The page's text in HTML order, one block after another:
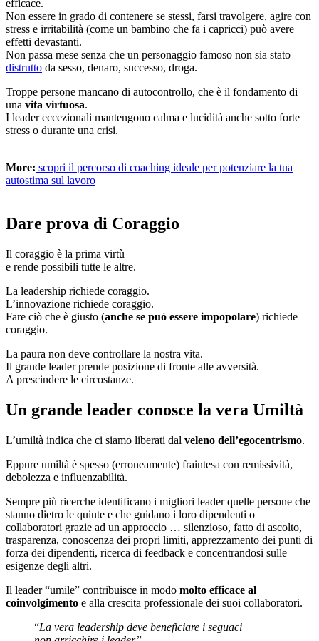
efficace.
Non essere in grado di contenere se stessi, farsi travolgere, agire con
stress e irritabilità (come un bambino che fa i capricci) può avere
effetti devastanti.
Non passa mese senza che un personaggio famoso non sia stato
distrutto da sesso, denaro, successo, droga.
Troppe persone mancano di autocontrollo, che è il fondamento di
una vita virtuosa.
I leader eccezionali mantengono calma e lucidità anche sotto forte
stress o durante una crisi.
More: scopri il percorso di coaching ideale per potenziare la tua
autostima sul lavoro
Dare prova di Coraggio
Il coraggio è la prima virtù
e rende possibili tutte le altre.
La leadership richiede coraggio.
L’innovazione richiede coraggio.
Fare ciò che è giusto (anche se può essere impopolare) richiede
coraggio.
La paura non deve controllare la nostra vita.
Il grande leader prende posizione di fronte alle avversità.
A prescindere le circostanze.
Un grande leader conosce la vera Umiltà
L’umiltà indica che ci siamo liberati dal veleno dell’egocentrismo.
Eppure umiltà è spesso (erroneamente) fraintesa con remissività,
debolezza e influenzabilità.
Sempre più ricerche identificano i migliori leader quelle persone che
stanno dietro le quinte e che guidano i loro dipendenti o
collaboratori grazie ad un approccio … silenzioso, fatto di ascolto,
trasparenza, conoscenza dei propri limiti, apprezzamento dei punti di
forza dei dipendenti, ricerca di feedback e concentrandosi sulle
esigenze degli altri.
Il leader “umile” contribuisce in modo molto efficace al
coinvolgimento e alla crescita professionale dei suoi collaboratori.
“La vera leadership deve beneficiare i seguaci